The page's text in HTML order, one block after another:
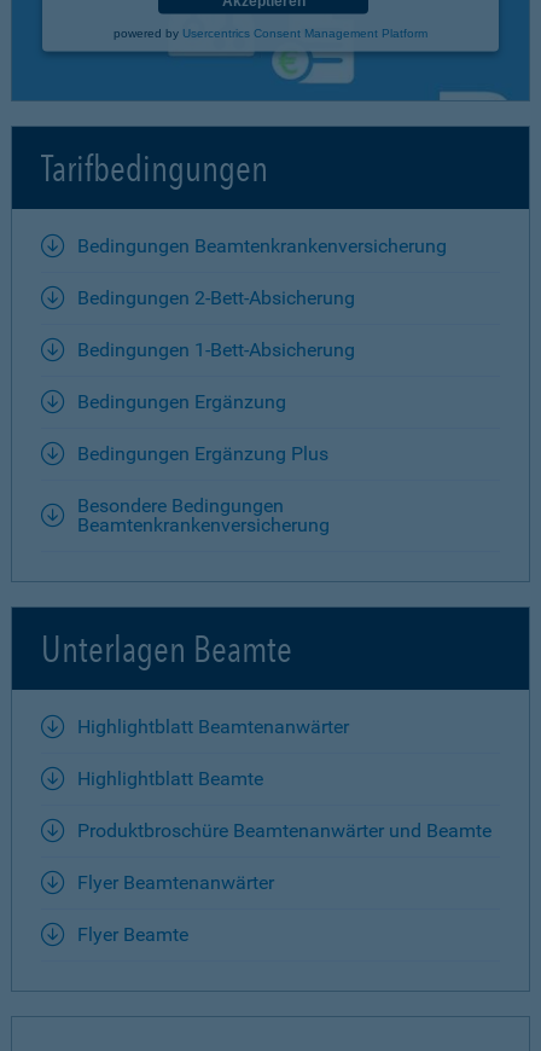
powered by Usercentrics Consent Management Platform
Tarifbedingungen
Bedingungen Beamtenkrankenversicherung
Bedingungen 2-Bett-Absicherung
Bedingungen 1-Bett-Absicherung
Bedingungen Ergänzung
Bedingungen Ergänzung Plus
Besondere Bedingungen
Beamtenkrankenversicherung
Unterlagen Beamte
Highlightblatt Beamtenanwärter
Highlightblatt Beamte
Produktbroschüre Beamtenanwärter und Beamte
Flyer Beamtenanwärter
Flyer Beamte